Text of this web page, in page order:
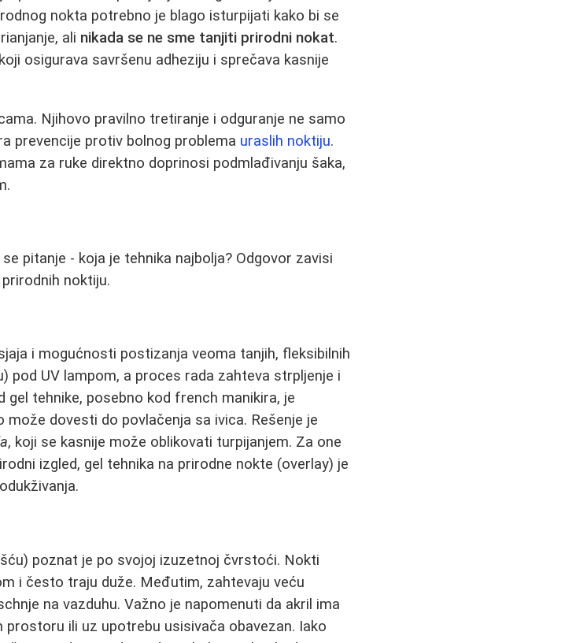
nokta potrebno je blago isturpijati kako bi se
ali nikada se ne sme tanjiti prirodni nokat.
osigurava savršenu adheziju i sprečava kasnije
Njihovo pravilno tretiranje i odguranje ne samo
prevencije protiv bolnog problema uraslih noktiju.
za ruke direktno doprinosi podmlađivanju šaka,
pitanje - koja je tehnika najbolja? Odgovor zavisi
noktiju.
i mogućnosti postizanja veoma tanjih, fleksibilnih
pod UV lampom, a proces rada zahteva strpljenje i
tehnike, posebno kod french manikira, je
dovesti do povlačenja sa ivica. Rešenje je
, koji se kasnije može oblikovati turpijanjem. Za one
izgled, gel tehnika na prirodne nokte (overlay) je
poznat je po svojoj izuzetnoj čvrstoći. Nokti
i često traju duže. Međutim, zahtevaju veću
na vazduhu. Važno je napomenuti da akril ima
ili uz upotrebu usisivača obavezan. Iako